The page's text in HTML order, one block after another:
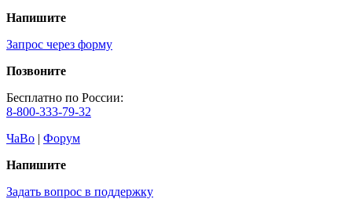
Напишите
Запрос через форму
Позвоните
Бесплатно по России:
8-800-333-79-32
ЧаВо | Форум
Напишите
Задать вопрос в поддержку